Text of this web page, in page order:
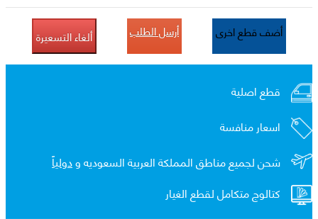
أضف قطع اخرى أرسل الطلب ألغاء التسعيرة
قطع اصلية
اسعار منافسة
شحن لجميع مناطق المملكة العربية السعوديه ودولياً
كتالوج متكامل لقطع الغيار